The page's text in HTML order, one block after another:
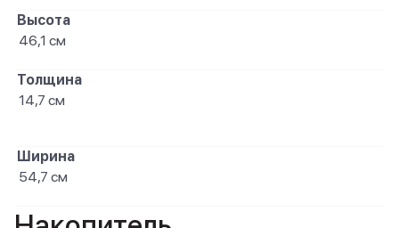
Высота
46,1 см
Толщина
14,7 см
Ширина
54,7 см